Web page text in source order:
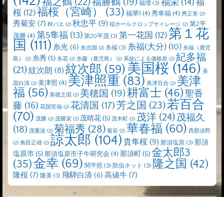
福勝鶴 (19) 福増 (3) 福栄 (14) 福
桜 (12)福桜（宮崎） (33) 福華1 (4) 秀幸福 (4) 秀正実 (2)
秀菊安 (7) 秋バエ (2) 秋忠平 (9) 稲ホールクロップサイレージ (2) 第2平
茂勝 (4) 第5隼福 (13) 第20平茂 (3) 第一花国 (12) 第１花
国 (111) 糸光 (6) 糸北国 (2) 糸福 (3) 糸福(大分) (10) 糸福（鹿児
島）
(2) 糸秀 (5) 糸花 (2) 糸藤（鹿児島） (2) 系統による価格差 (2) 紀多福
(21) 紋次朗 (8) 紋次郎 (59)美国桜 (146) 美
国白清 (2) 美津照 (4) 美津照重 (83) 美津百合 (2) 美津
福 (56) 美穂之国 (2) 美穂国 (19)耕富士 (46)聖香
藤 (16) 花国安福 (2) 花清国 (17)芳之国 (23)若百合
(70) 茂勝 (2) 茂勝栄 (2) 茂晴花(5) 茂木町 (2) 茂洋 (24)茂福久
(18) 茂重波 (2) 菊福秀 (28) 菊谷 (2) 華春福 (60) 西那須野
(2) 角田正雄 (2) 諒太郎 (104) 貴隼桜 (9) 那須塩原 (3) 那須
塩原市(5) 那須塩原市子牛研究会 (4) 那須町 (5)金太郎3
(35)金幸 (69) 関平照 (3) 防虫ネット (3) 隆之国 (42)
隆桜 (7) 隆美 (3) 飛騨白清 (6) 高値牛 (7)